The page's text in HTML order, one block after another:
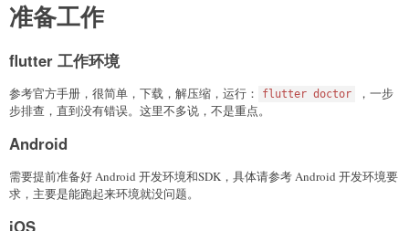
准备工作
flutter 工作环境
参考官方手册，很简单，下载，解压缩，运行： flutter doctor
，一步
步排查，直到没有错误。这里不多说，不是重点。
Android
需要提前准备好 Android 开发环境和SDK，具体请参考 Android 开发环境要
求，主要是能跑起来环境就没问题。
iOS